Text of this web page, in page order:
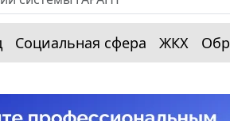
Социальная сфера ЖКХ